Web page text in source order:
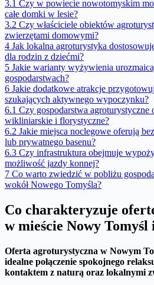
3.1 Czy w powiecie nowotomyskim
całe domki w lesie?
3.2 Czy właściciele obiektów
zwierzętami domowymi?
4 Jak lokalna agroturystyka
dla rodzin z dziećmi?
5 Jakie warianty wyżywienia
gospodarstwach?
6 Jakie dodatkowe atrakcje
szukających aktywnego wypoczynku?
6.1 Czy gospodarstwa agroturystyczne
wikliniarskie i florystyczne?
6.2 Jakie miejsca noclegowe oferują
lub prywatnego basenu?
6.3 Czy infrastruktura obejmuje
możliwość jazdy konnej?
7 Co warto zwiedzić w pobliżu
wokół Nowego Tomyśla?
Co charakteryzuje
w mieście Nowy Tomyśl
Oferta agroturystyczna w Nowym
idealne połączenie spokojnego
kontaktem z naturą oraz lokalnymi